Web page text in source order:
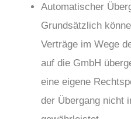
Automatischer
Grundsätzlich
Verträge im Wege
auf die GmbH
eine eigene
der Übergang nicht